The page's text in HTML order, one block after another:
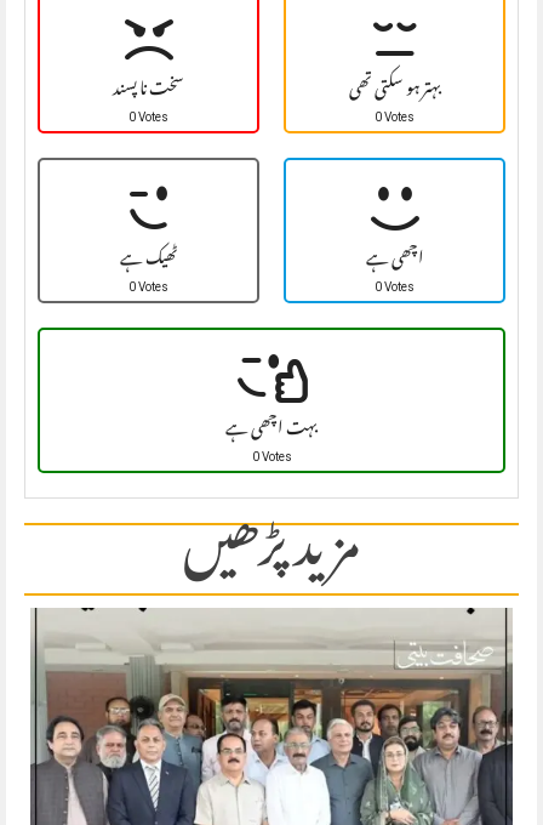
سخت نا پسند
0 Votes بہتر ہو سکتی تھی
0 Votes
ٹھیک ہے
0 Votes اچھی ہے
0 Votes
بہت اچھی ہے
0 Votes
مزید پڑھیں